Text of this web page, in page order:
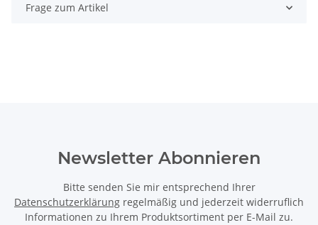
Frage zum Artikel
Newsletter Abonnieren
Bitte senden Sie mir entsprechend Ihrer
Datenschutzerklärung regelmäßig und jederzeit widerruflich
Informationen zu Ihrem Produktsortiment per E-Mail zu.